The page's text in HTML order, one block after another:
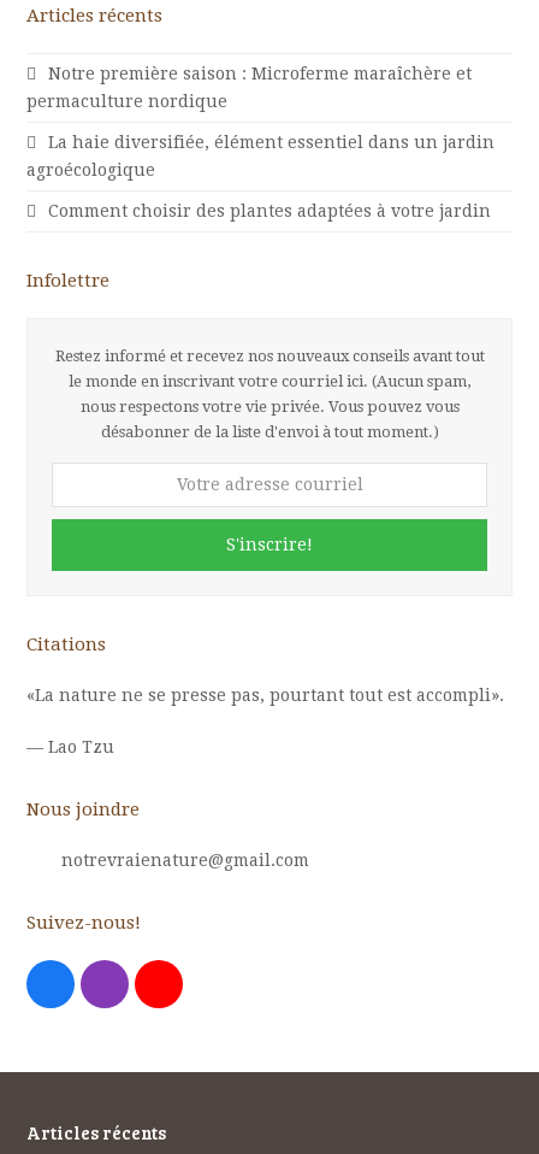
Articles récents
Notre première saison : Microferme maraîchère et
permaculture nordique
La haie diversifiée, élément essentiel dans un jardin
agroécologique
Comment choisir des plantes adaptées à votre jardin
Infolettre
Restez informé et recevez nos nouveaux conseils avant tout
le monde en inscrivant votre courriel ici. (Aucun spam,
nous respectons votre vie privée. Vous pouvez vous
désabonner de la liste d'envoi à tout moment.)
adresse
S'inscrire!
Citations
«La nature ne se presse pas, pourtant tout est accompli».
—Lao Tzu
Nous joindre
notrevraienature@gmail.com
Suivez-nous!
FacebookInstagramYoutube
Articles récents